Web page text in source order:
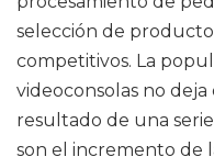
selección de
competitivos. La
videoconsolas no deja
resultado de una
son el incremento de